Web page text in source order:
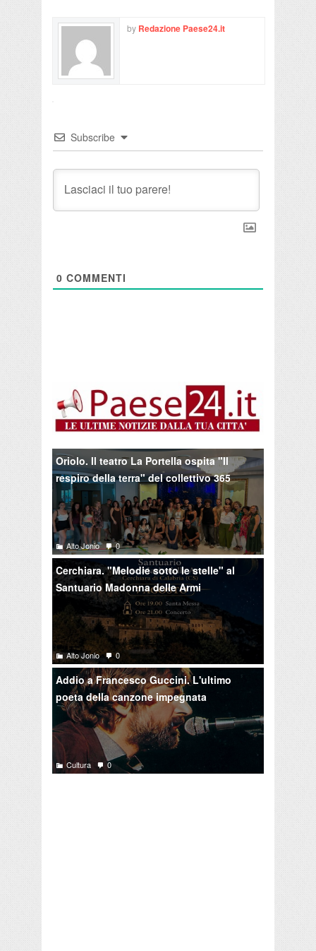
by Redazione Paese24.it
Subscribe
0 COMMENTI
Oriolo. Il teatro La Portella ospita "Il
respiro della terra" del collettivo 365
Alto Jonio 0
Cerchiara. "Melodie sotto le stelle" al
Santuario Madonna delle Armi
Alto Jonio 0
Addio a Francesco Guccini. L'ultimo
poeta della canzone impegnata
Cultura 0